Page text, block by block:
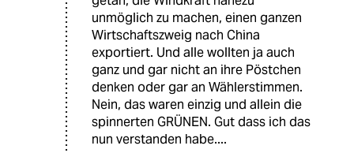
unmöglich zu machen, einen ganzen
Wirtschaftszweig nach China
exportiert. Und alle wollten ja auch
ganz und gar nicht an ihre Pöstchen
denken oder gar an Wählerstimmen.
Nein, das waren einzig und allein die
spinnerten GRÜNEN. Gut dass ich das
nun verstanden habe....